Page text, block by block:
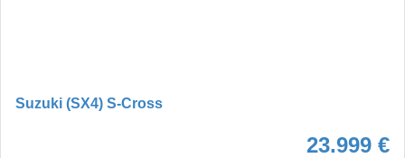
Suzuki (SX4) S-Cross
23.999 €